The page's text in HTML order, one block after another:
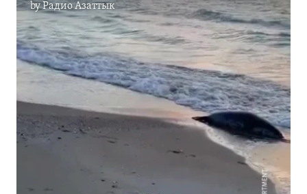
byРадио Азаттык